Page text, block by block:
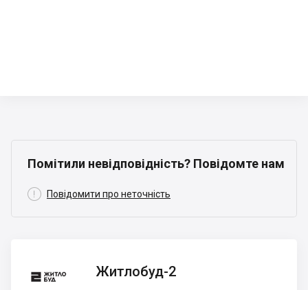
Помітили невідповідність? Повідомте нам
 Повідомити про неточність
Житлобуд-2